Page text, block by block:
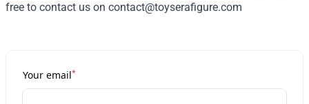
free to contact us on contact@toyserafigure.com